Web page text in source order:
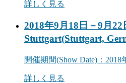
詳しく見る
2018年9月18日－9月
Stuttgart(Stuttgart,
開催期間(Show Date) ：
詳しく見る